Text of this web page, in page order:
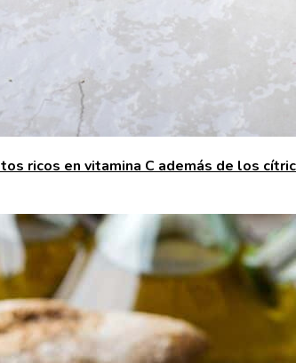
ricos en vitamina C además de los